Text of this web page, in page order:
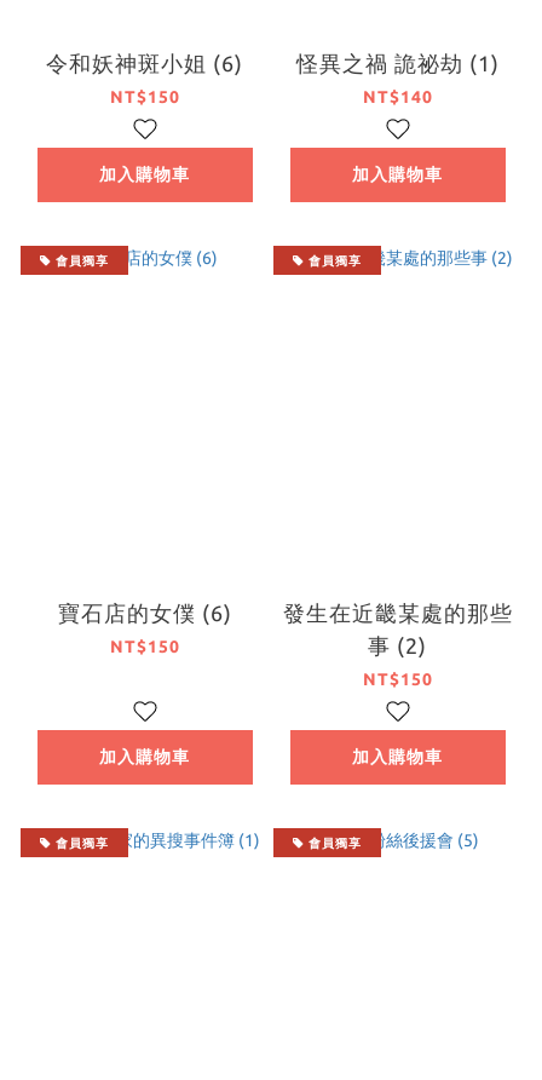
令和妖神斑小姐 (6)
NT$150
加入購物車
怪異之禍 詭祕劫 (1)
NT$140
加入購物車
會員獨享
寶石店的女僕 (6)
NT$150
加入購物車
會員獨享
發生在近畿某處的那些
事 (2)
NT$150
加入購物車
會員獨享 會員獨享